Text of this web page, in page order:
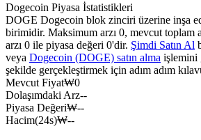
Dogecoin Piyasa İstatistikleri
DOGE Dogecoin blok zinciri üzerine inşa
birimidir. Maksimum arzı 0, mevcut toplam
arzı 0 ile piyasa değeri 0'dir. Şimdi Satın Al
veya Dogecoin (DOGE) satın alma işlemini
şekilde gerçekleştirmek için adım adım
Mevcut Fiyat₩0
Dolaşımdaki Arz--
Piyasa Değeri₩--
Hacim(24s)₩--